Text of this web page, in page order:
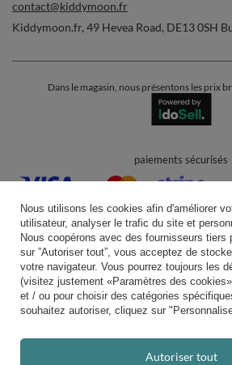
contact@kiddymoon.fr
Kiddymoon.fr, 49 Hevea Road, DE13 0SH
Dans le magasin, nous présentons les prix
paiements sécurisés
livraison pratique
vous pouvez nous faire
Nous utilisons les cookies afin d'améliorer
utilisateur, analyser le trafic du site et
Nous coopérons avec des fournisseurs tiers
sur ”Autoriser tout”, vous acceptez de
votre navigateur. Vous pourrez toujours les
(visitez justement «Paramètres des
et / ou pour choisir des catégories
souhaitez autoriser, cliquez sur
Autoriser tout